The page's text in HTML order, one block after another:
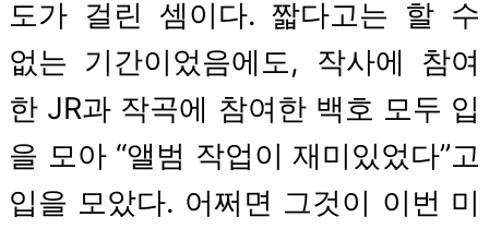
도가 걸린 셈이다. 짧다고는 할 수
없는 기간이었음에도, 작사에 참여
한 JR과 작곡에 참여한 백호 모두 입
을 모아 “앨범 작업이 재미있었다”고
입을 모았다. 어쩌면 그것이 이번 미